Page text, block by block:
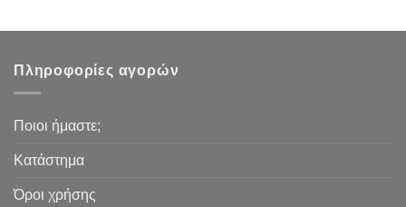
Πληροφορίες αγορών
Ποιοι ήμαστε;
Κατάστημα
Όροι χρήσης